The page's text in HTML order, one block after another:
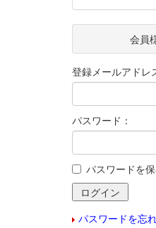
会員
登録メールアドレ
パスワード：
パスワードを
パスワードを忘